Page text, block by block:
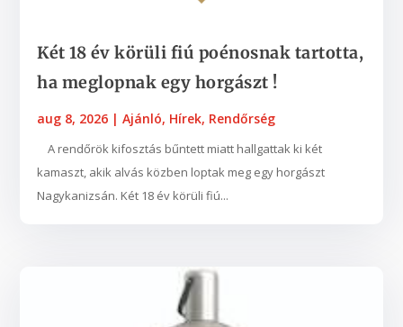
Két 18 év körüli fiú poénosnak tartotta,
ha meglopnak egy horgászt !
aug 8, 2026 |Ajánló, Hírek, Rendőrség
A rendőrök kifosztás bűntett miatt hallgattak ki két
kamaszt, akik alvás közben loptak meg egy horgászt
Nagykanizsán. Két 18 év körüli fiú...